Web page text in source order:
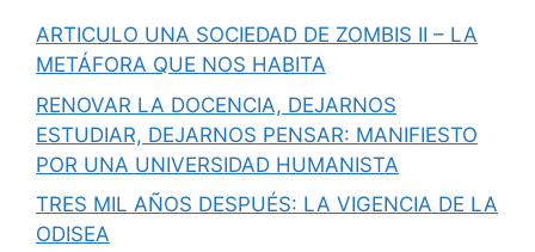
ARTICULO UNA SOCIEDAD DE ZOMBIS II – LA
METÁFORA QUE NOS HABITA
RENOVAR LA DOCENCIA, DEJARNOS
ESTUDIAR, DEJARNOS PENSAR: MANIFIESTO
POR UNA UNIVERSIDAD HUMANISTA
TRES MIL AÑOS DESPUÉS: LA VIGENCIA DE LA
ODISEA